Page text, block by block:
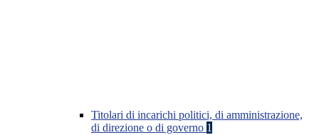
Titolari di incarichi politici, di amministrazione,
di direzione o di governo 1